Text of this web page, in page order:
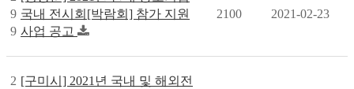
9
9
국내 전시회[박람회] 참가 지원
사업 공고
2100 2021-02-23
2 [구미시] 2021년 국내 및 해외전